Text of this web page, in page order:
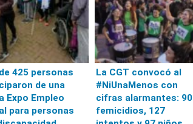
425 personas
de una
Expo Empleo
para personas
La CGT convocó al
#NiUnaMenos con
cifras alarmantes: 90
femicidios, 127